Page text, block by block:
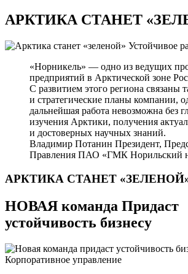
АРКТИКА СТАНЕТ
Устойчивое
«Норникель» — одно из ведущих
предприятий в Арктической зоне
С развитием этого региона связаны
и стратегические планы компании,
дальнейшая работа невозможна без
изучения Арктики, получения
и достоверных научных знаний.
Владимир Потанин Президент,
Правления ПАО «ГМК Норильский
АРКТИКА СТАНЕТ
НОВАЯ команда Придаст
устойчивость бизнесу
Корпоративное управление